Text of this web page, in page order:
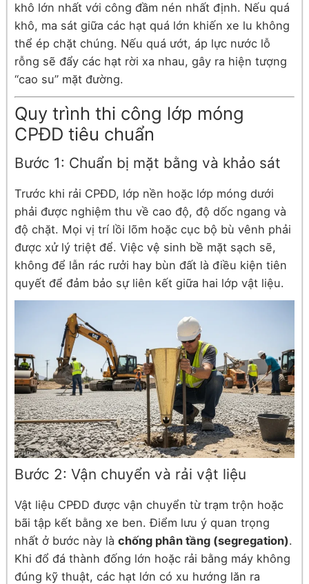
khô lớn nhất với công đầm nén nhất định. Nếu quá
khô, ma sát giữa các hạt quá lớn khiến xe lu không
thể ép chặt chúng. Nếu quá ướt, áp lực nước lỗ
rỗng sẽ đẩy các hạt rời xa nhau, gây ra hiện tượng
“cao su” mặt đường.
Quy trình thi công lớp móng
CPĐD tiêu chuẩn
Bước 1: Chuẩn bị mặt bằng và khảo sát
Trước khi rải CPĐD, lớp nền hoặc lớp móng dưới
phải được nghiệm thu về cao độ, độ dốc ngang và
độ chặt. Mọi vị trí lồi lõm hoặc cục bộ bù vênh phải
được xử lý triệt để. Việc vệ sinh bề mặt sạch sẽ,
không để lẫn rác rưởi hay bùn đất là điều kiện tiên
quyết để đảm bảo sự liên kết giữa hai lớp vật liệu.
Bước 2: Vận chuyển và rải vật liệu
Vật liệu CPĐD được vận chuyển từ trạm trộn hoặc
bãi tập kết bằng xe ben. Điểm lưu ý quan trọng
nhất ở bước này là chống phân tầng (segregation).
Khi đổ đá thành đống lớn hoặc rải bằng máy không
đúng kỹ thuật, các hạt lớn có xu hướng lăn ra